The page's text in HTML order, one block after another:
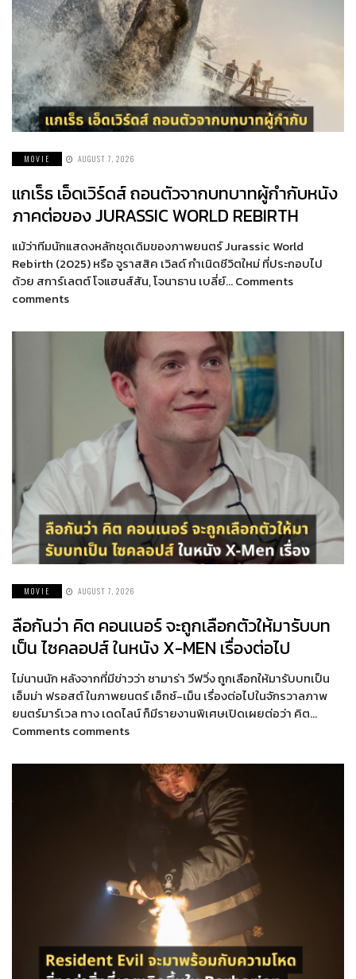
MOVIE AUGUST 7, 2026
แกเร็ธ เอ็ดเวิร์ดส์ ถอนตัวจากบทบาทผู้กำกับหนัง
ภาคต่อของ JURASSIC WORLD REBIRTH
แม้ว่าทีมนักแสดงหลักชุดเดิมของภาพยนตร์ Jurassic World
Rebirth (2025) หรือ จูราสสิค เวิลด์ กำเนิดชีวิตใหม่ ที่ประกอบไป
ด้วย สการ์เลตต์ โจแฮนส์สัน, โจนาธาน เบลี่ย์… Comments
comments
MOVIE AUGUST 7, 2026
ลือกันว่า คิต คอนเนอร์ จะถูกเลือกตัวให้มารับบท
เป็น ไซคลอปส์ ในหนัง X-MEN เรื่องต่อไป
ไม่นานนัก หลังจากที่มีข่าวว่า ซามาร่า วีฟวิ่ง ถูกเลือกให้มารับบทเป็น
เอ็มม่า ฟรอสต์ ในภาพยนตร์ เอ็กซ์-เม็น เรื่องต่อไปในจักรวาลภาพ
ยนตร์มาร์เวล ทาง เดดไลน์ ก็มีรายงานพิเศษเปิดเผยต่อว่า คิต…
Comments comments